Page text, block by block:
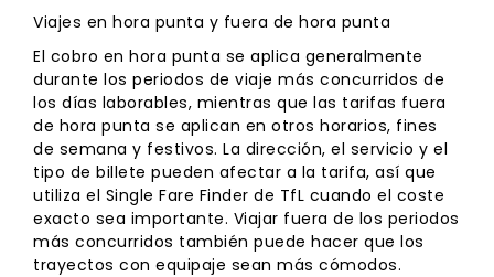
Viajes en hora punta y fuera de hora punta
El cobro en hora punta se aplica generalmente
durante los periodos de viaje más concurridos de
los días laborables, mientras que las tarifas fuera
de hora punta se aplican en otros horarios, fines
de semana y festivos. La dirección, el servicio y el
tipo de billete pueden afectar a la tarifa, así que
utiliza el Single Fare Finder de TfL cuando el coste
exacto sea importante. Viajar fuera de los periodos
más concurridos también puede hacer que los
trayectos con equipaje sean más cómodos.